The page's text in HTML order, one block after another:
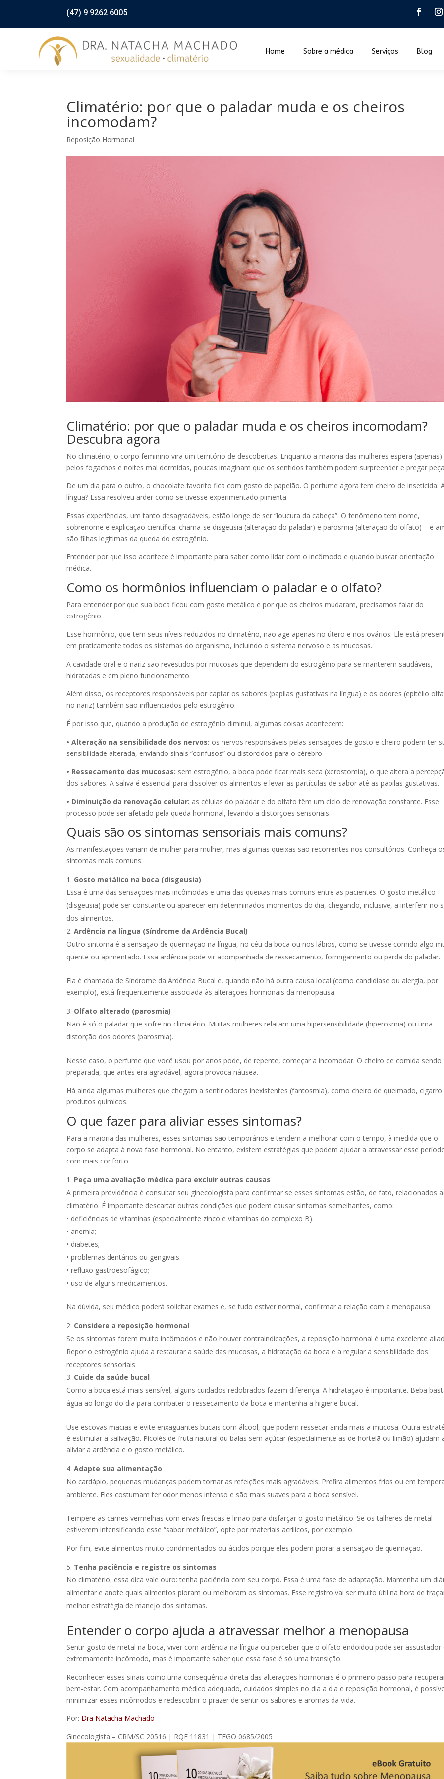
(47) 9 9262 6005
Home Sobre a médica Serviços Blog
Climatério: por que o paladar muda e os cheiros
incomodam?
Reposição Hormonal
Climatério: por que o paladar muda e os cheiros incomodam?
Descubra agora
No climatério, o corpo feminino vira um território de descobertas. Enquanto a maioria das mulheres espera (apenas)
pelos fogachos e noites mal dormidas, poucas imaginam que os sentidos também podem surpreender e pregar
De um dia para o outro, o chocolate favorito fica com gosto de papelão. O perfume agora tem cheiro de inseticida.
língua? Essa resolveu arder como se tivesse experimentado pimenta.
Essas experiências, um tanto desagradáveis, estão longe de ser “loucura da cabeça”. O fenômeno tem nome,
sobrenome e explicação científica: chama-se disgeusia (alteração do paladar) e parosmia (alteração do olfato) – e
são filhas legítimas da queda do estrogênio.
Entender por que isso acontece é importante para saber como lidar com o incômodo e quando buscar orientação
médica.
Como os hormônios influenciam o paladar e o olfato?
Para entender por que sua boca ficou com gosto metálico e por que os cheiros mudaram, precisamos falar do
estrogênio.
Esse hormônio, que tem seus níveis reduzidos no climatério, não age apenas no útero e nos ovários. Ele está
em praticamente todos os sistemas do organismo, incluindo o sistema nervoso e as mucosas.
A cavidade oral e o nariz são revestidos por mucosas que dependem do estrogênio para se manterem saudáveis,
hidratadas e em pleno funcionamento.
Além disso, os receptores responsáveis por captar os sabores (papilas gustativas na língua) e os odores (epitélio
no nariz) também são influenciados pelo estrogênio.
É por isso que, quando a produção de estrogênio diminui, algumas coisas acontecem:
• Alteração na sensibilidade dos nervos: os nervos responsáveis pelas sensações de gosto e cheiro podem ter
sensibilidade alterada, enviando sinais “confusos” ou distorcidos para o cérebro.
• Ressecamento das mucosas: sem estrogênio, a boca pode ficar mais seca (xerostomia), o que altera a
dos sabores. A saliva é essencial para dissolver os alimentos e levar as partículas de sabor até as papilas gustativas.
• Diminuição da renovação celular: as células do paladar e do olfato têm um ciclo de renovação constante. Esse
processo pode ser afetado pela queda hormonal, levando a distorções sensoriais.
Quais são os sintomas sensoriais mais comuns?
As manifestações variam de mulher para mulher, mas algumas queixas são recorrentes nos consultórios. Conheça
sintomas mais comuns:
Gosto metálico na boca (disgeusia)
Essa é uma das sensações mais incômodas e uma das queixas mais comuns entre as pacientes. O gosto metálico
(disgeusia) pode ser constante ou aparecer em determinados momentos do dia, chegando, inclusive, a interferir no
dos alimentos.
Ardência na língua (Síndrome da Ardência Bucal)
Outro sintoma é a sensação de queimação na língua, no céu da boca ou nos lábios, como se tivesse comido algo
quente ou apimentado. Essa ardência pode vir acompanhada de ressecamento, formigamento ou perda do paladar.
Ela é chamada de Síndrome da Ardência Bucal e, quando não há outra causa local (como candidíase ou alergia, por
exemplo), está frequentemente associada às alterações hormonais da menopausa.
Olfato alterado (parosmia)
Não é só o paladar que sofre no climatério. Muitas mulheres relatam uma hipersensibilidade (hiperosmia) ou uma
distorção dos odores (parosmia).
Nesse caso, o perfume que você usou por anos pode, de repente, começar a incomodar. O cheiro de comida sendo
preparada, que antes era agradável, agora provoca náusea.
Há ainda algumas mulheres que chegam a sentir odores inexistentes (fantosmia), como cheiro de queimado,
produtos químicos.
O que fazer para aliviar esses sintomas?
Para a maioria das mulheres, esses sintomas são temporários e tendem a melhorar com o tempo, à medida que o
corpo se adapta à nova fase hormonal. No entanto, existem estratégias que podem ajudar a atravessar esse
com mais conforto.
Peça uma avaliação médica para excluir outras causas
A primeira providência é consultar seu ginecologista para confirmar se esses sintomas estão, de fato, relacionados
climatério. É importante descartar outras condições que podem causar sintomas semelhantes, como:
• deficiências de vitaminas (especialmente zinco e vitaminas do complexo B).
• anemia;
• diabetes;
• problemas dentários ou gengivais.
• refluxo gastroesofágico;
• uso de alguns medicamentos.
Na dúvida, seu médico poderá solicitar exames e, se tudo estiver normal, confirmar a relação com a menopausa.
Considere a reposição hormonal
Se os sintomas forem muito incômodos e não houver contraindicações, a reposição hormonal é uma excelente
Repor o estrogênio ajuda a restaurar a saúde das mucosas, a hidratação da boca e a regular a sensibilidade dos
receptores sensoriais.
Cuide da saúde bucal
Como a boca está mais sensível, alguns cuidados redobrados fazem diferença. A hidratação é importante. Beba
água ao longo do dia para combater o ressecamento da boca e mantenha a higiene bucal.
Use escovas macias e evite enxaguantes bucais com álcool, que podem ressecar ainda mais a mucosa. Outra
é estimular a salivação. Picolés de fruta natural ou balas sem açúcar (especialmente as de hortelã ou limão) ajudam
aliviar a ardência e o gosto metálico.
Adapte sua alimentação
No cardápio, pequenas mudanças podem tornar as refeições mais agradáveis. Prefira alimentos frios ou em
ambiente. Eles costumam ter odor menos intenso e são mais suaves para a boca sensível.
Tempere as carnes vermelhas com ervas frescas e limão para disfarçar o gosto metálico. Se os talheres de metal
estiverem intensificando esse “sabor metálico”, opte por materiais acrílicos, por exemplo.
Por fim, evite alimentos muito condimentados ou ácidos porque eles podem piorar a sensação de queimação.
Tenha paciência e registre os sintomas
No climatério, essa dica vale ouro: tenha paciência com seu corpo. Essa é uma fase de adaptação. Mantenha um
alimentar e anote quais alimentos pioram ou melhoram os sintomas. Esse registro vai ser muito útil na hora de
melhor estratégia de manejo dos sintomas.
Entender o corpo ajuda a atravessar melhor a menopausa
Sentir gosto de metal na boca, viver com ardência na língua ou perceber que o olfato endoidou pode ser assustador
extremamente incômodo, mas é importante saber que essa fase é só uma transição.
Reconhecer esses sinais como uma consequência direta das alterações hormonais é o primeiro passo para
bem-estar. Com acompanhamento médico adequado, cuidados simples no dia a dia e reposição hormonal, é
minimizar esses incômodos e redescobrir o prazer de sentir os sabores e aromas da vida.
Por: Dra Natacha Machado
Ginecologista – CRM/SC 20516 | RQE 11831 | TEGO 0685/2005